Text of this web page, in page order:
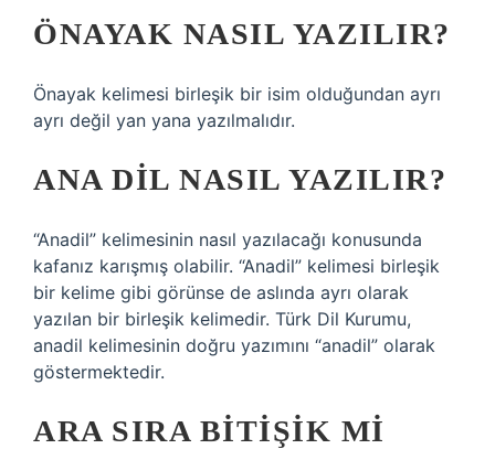
ÖNAYAK NASIL YAZILIR?
Önayak kelimesi birleşik bir isim olduğundan ayrı
ayrı değil yan yana yazılmalıdır.
ANA DIL NASIL YAZILIR?
“Anadil” kelimesinin nasıl yazılacağı konusunda
kafanız karışmış olabilir. “Anadil” kelimesi birleşik
bir kelime gibi görünse de aslında ayrı olarak
yazılan bir birleşik kelimedir. Türk Dil Kurumu,
anadil kelimesinin doğru yazımını “anadil” olarak
göstermektedir.
ARA SIRA BITIŞIK MI